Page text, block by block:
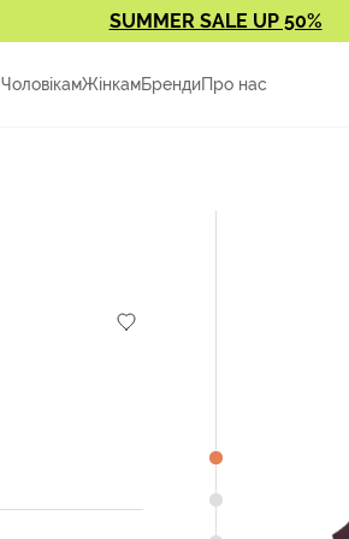
SUMMER SALE UP 50%
ЧоловікамЖінкамБрендиПро нас